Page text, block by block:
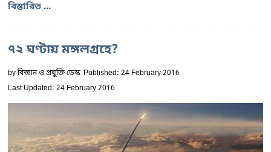
বিস্তারিত ...
৭২ ঘণ্টায় মঙ্গলগ্রহে?
byবিজ্ঞান ও প্রযুক্তি ডেস্ক Published: 24 February 2016
Last Updated: 24 February 2016